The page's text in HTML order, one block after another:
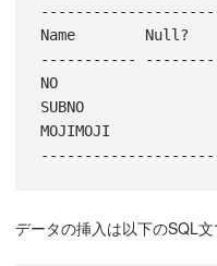
Name        Null?
-----------
NO
SUBNO
MOJIMOJI
データの挿入は以下のSQL文